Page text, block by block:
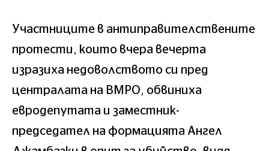
Участниците в антиправителствените
протести, които вчера вечерта
изразиха недоволството си пред
централата на ВМРО, обвиниха
евродепутата и заместник-
председател на формацията Ангел